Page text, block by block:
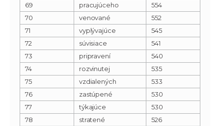
69
pracujúceho
554
70
venované
552
71
vyplývajúce
545
72
súvisiace
541
73
pripravení
540
74
rozvinutej
535
75
vzdialených
533
76
zastúpené
530
77
týkajúce
530
78
stratené
526